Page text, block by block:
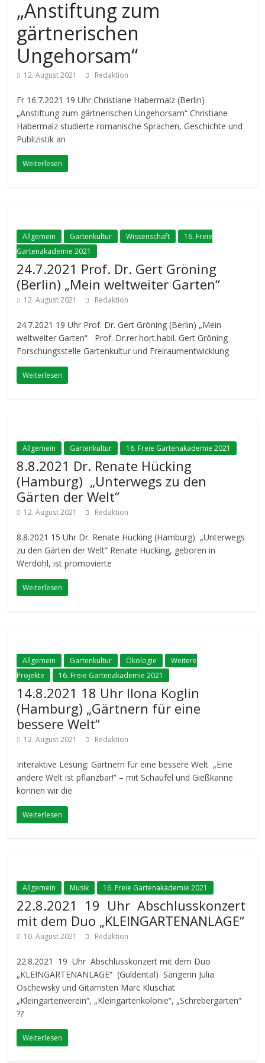
„Anstiftung zum
gärtnerischen
Ungehorsam“
12. August 2021 Redaktion
Fr 16.7.2021 19 Uhr Christiane Habermalz (Berlin)
„Anstiftung zum gärtnerischen Ungehorsam“ Christiane
Habermalz studierte romanische Sprachen, Geschichte und
Publizistik an
Weiterlesen
Allgemein Gartenkultur Wissenschaft
16. Freie
Gartenakademie 2021
24.7.2021 Prof. Dr. Gert Gröning
(Berlin) „Mein weltweiter Garten“
12. August 2021 Redaktion
24.7.2021 19 Uhr Prof. Dr. Gert Gröning (Berlin) „Mein
weltweiter Garten“ Prof. Dr.rer.hort.habil. Gert Gröning
Forschungsstelle Gartenkultur und Freiraumentwicklung
Weiterlesen
Allgemein Gartenkultur 16. Freie Gartenakademie 2021
8.8.2021 Dr. Renate Hücking
(Hamburg) „Unterwegs zu den
Gärten der Welt“
12. August 2021 Redaktion
8.8.2021 15 Uhr Dr. Renate Hücking (Hamburg) „Unterwegs
zu den Gärten der Welt“ Renate Hücking, geboren in
Werdohl, ist promovierte
Weiterlesen
Allgemein Gartenkultur Ökologie
Weitere
Projekte
16. Freie Gartenakademie 2021
14.8.2021 18 Uhr Ilona Koglin
(Hamburg) „Gärtnern für eine
bessere Welt“
12. August 2021 Redaktion
Interaktive Lesung: Gärtnern für eine bessere Welt „Eine
andere Welt ist pflanzbar!“ – mit Schaufel und Gießkanne
können wir die
Weiterlesen
Allgemein Musik 16. Freie Gartenakademie 2021
22.8.2021 19 Uhr Abschlusskonzert
mit dem Duo „KLEINGARTENANLAGE“
10. August 2021 Redaktion
22.8.2021 19 Uhr Abschlusskonzert mit dem Duo
„KLEINGARTENANLAGE“ (Guldental) Sängerin Julia
Oschewsky und Gitarristen Marc Kluschat
„Kleingartenverein“, „Kleingartenkolonie“, „Schrebergarten“
??
Weiterlesen